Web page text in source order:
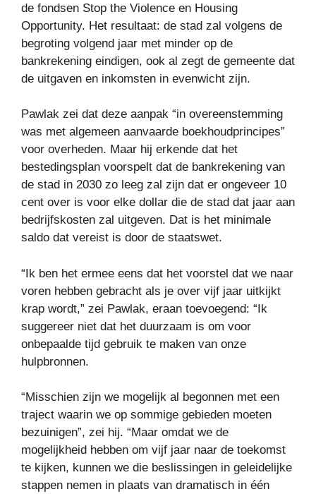
de fondsen Stop the Violence en Housing
Opportunity. Het resultaat: de stad zal volgens de
begroting volgend jaar met minder op de
bankrekening eindigen, ook al zegt de gemeente dat
de uitgaven en inkomsten in evenwicht zijn.
Pawlak zei dat deze aanpak “in overeenstemming
was met algemeen aanvaarde boekhoudprincipes”
voor overheden. Maar hij erkende dat het
bestedingsplan voorspelt dat de bankrekening van
de stad in 2030 zo leeg zal zijn dat er ongeveer 10
cent over is voor elke dollar die de stad dat jaar aan
bedrijfskosten zal uitgeven. Dat is het minimale
saldo dat vereist is door de staatswet.
“Ik ben het ermee eens dat het voorstel dat we naar
voren hebben gebracht als je over vijf jaar uitkijkt
krap wordt,” zei Pawlak, eraan toevoegend: “Ik
suggereer niet dat het duurzaam is om voor
onbepaalde tijd gebruik te maken van onze
hulpbronnen.
“Misschien zijn we mogelijk al begonnen met een
traject waarin we op sommige gebieden moeten
bezuinigen”, zei hij. “Maar omdat we de
mogelijkheid hebben om vijf jaar naar de toekomst
te kijken, kunnen we die beslissingen in geleidelijke
stappen nemen in plaats van dramatisch in één